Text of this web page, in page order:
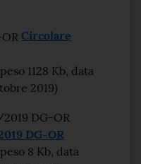
Circolare
1128 Kb, data
2019)
DG-OR
8 Kb, data